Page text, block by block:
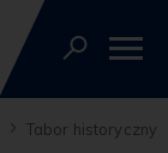
Tabor historyczny